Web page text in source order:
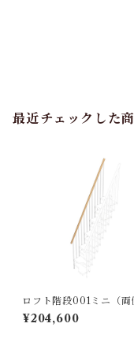
最近チェックした
ロフト階段001ミニ（両
り）ホワイトナチュラル
プション
¥204,600